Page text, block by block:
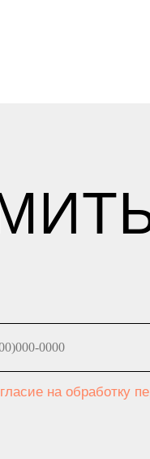
на обработку